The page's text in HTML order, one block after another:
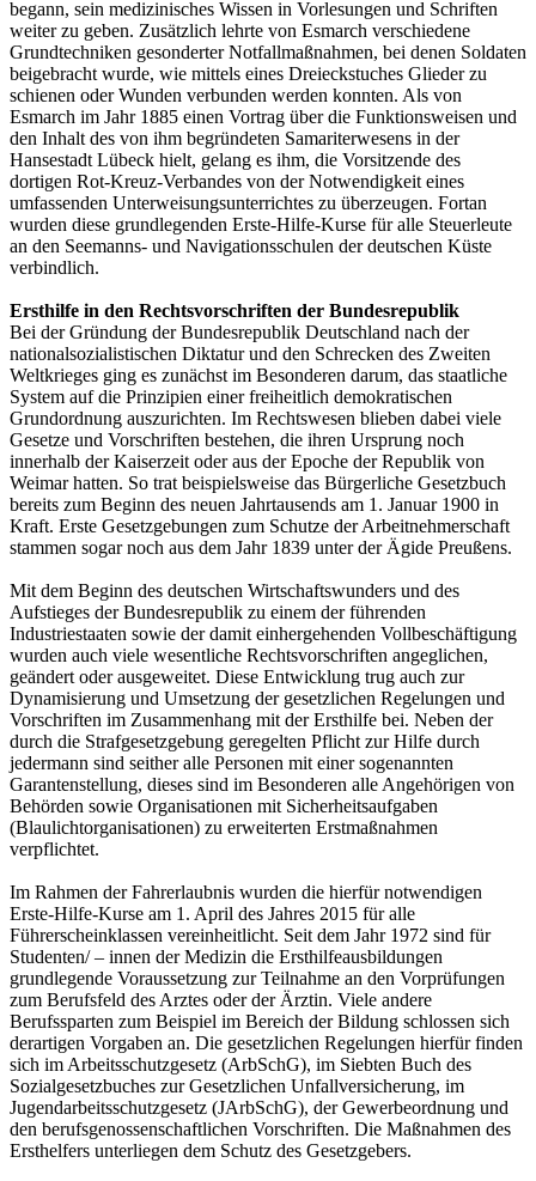
begann, sein medizinisches Wissen in Vorlesungen und Schriften
weiter zu geben. Zusätzlich lehrte von Esmarch verschiedene
Grundtechniken gesonderter Notfallmaßnahmen, bei denen Soldaten
beigebracht wurde, wie mittels eines Dreieckstuches Glieder zu
schienen oder Wunden verbunden werden konnten. Als von
Esmarch im Jahr 1885 einen Vortrag über die Funktionsweisen und
den Inhalt des von ihm begründeten Samariterwesens in der
Hansestadt Lübeck hielt, gelang es ihm, die Vorsitzende des
dortigen Rot-Kreuz-Verbandes von der Notwendigkeit eines
umfassenden Unterweisungsunterrichtes zu überzeugen. Fortan
wurden diese grundlegenden Erste-Hilfe-Kurse für alle Steuerleute
an den Seemanns- und Navigationsschulen der deutschen Küste
verbindlich.
Ersthilfe in den Rechtsvorschriften der Bundesrepublik
Bei der Gründung der Bundesrepublik Deutschland nach der
nationalsozialistischen Diktatur und den Schrecken des Zweiten
Weltkrieges ging es zunächst im Besonderen darum, das staatliche
System auf die Prinzipien einer freiheitlich demokratischen
Grundordnung auszurichten. Im Rechtswesen blieben dabei viele
Gesetze und Vorschriften bestehen, die ihren Ursprung noch
innerhalb der Kaiserzeit oder aus der Epoche der Republik von
Weimar hatten. So trat beispielsweise das Bürgerliche Gesetzbuch
bereits zum Beginn des neuen Jahrtausends am 1. Januar 1900 in
Kraft. Erste Gesetzgebungen zum Schutze der Arbeitnehmerschaft
stammen sogar noch aus dem Jahr 1839 unter der Ägide Preußens.
Mit dem Beginn des deutschen Wirtschaftswunders und des
Aufstieges der Bundesrepublik zu einem der führenden
Industriestaaten sowie der damit einhergehenden Vollbeschäftigung
wurden auch viele wesentliche Rechtsvorschriften angeglichen,
geändert oder ausgeweitet. Diese Entwicklung trug auch zur
Dynamisierung und Umsetzung der gesetzlichen Regelungen und
Vorschriften im Zusammenhang mit der Ersthilfe bei. Neben der
durch die Strafgesetzgebung geregelten Pflicht zur Hilfe durch
jedermann sind seither alle Personen mit einer sogenannten
Garantenstellung, dieses sind im Besonderen alle Angehörigen von
Behörden sowie Organisationen mit Sicherheitsaufgaben
(Blaulichtorganisationen) zu erweiterten Erstmaßnahmen
verpflichtet.
Im Rahmen der Fahrerlaubnis wurden die hierfür notwendigen
Erste-Hilfe-Kurse am 1. April des Jahres 2015 für alle
Führerscheinklassen vereinheitlicht. Seit dem Jahr 1972 sind für
Studenten/ – innen der Medizin die Ersthilfeausbildungen
grundlegende Voraussetzung zur Teilnahme an den Vorprüfungen
zum Berufsfeld des Arztes oder der Ärztin. Viele andere
Berufssparten zum Beispiel im Bereich der Bildung schlossen sich
derartigen Vorgaben an. Die gesetzlichen Regelungen hierfür finden
sich im Arbeitsschutzgesetz (ArbSchG), im Siebten Buch des
Sozialgesetzbuches zur Gesetzlichen Unfallversicherung, im
Jugendarbeitsschutzgesetz (JArbSchG), der Gewerbeordnung und
den berufsgenossenschaftlichen Vorschriften. Die Maßnahmen des
Ersthelfers unterliegen dem Schutz des Gesetzgebers.